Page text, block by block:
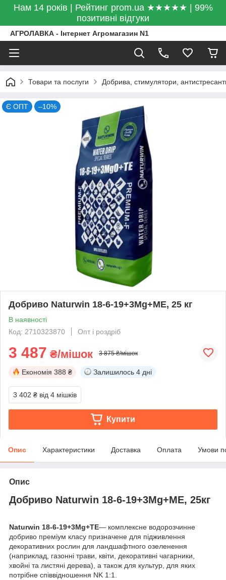
Нам 14 років | Рейтинг prom.ua ★★★★★ | 99%
позитивні відгуки
АГРОЛАВКА - Інтернет Агромагазин N1
Товари та послуги Добрива, стимулятори,
Є ОПТ –10%
Добриво Naturwin 18-6-19+3Mg+МЕ, 25 кг
В наявності
Код: 2710323870
Опт і роздріб
3 487 ₴/мішок 3 875 ₴/мішок
Економія 388 ₴ Залишилось 4 дні
3 402 ₴ від 4 мішків
Купити
Опис Характеристики Доставка Оплата Умови
Опис
Добриво Naturwin 18-6-19+3Mg+МЕ, 25кг
Naturwin 18-6-19+3Mg+TE— комплексне водорозчинне
добриво преміум класу призначене для підживлення
декоративних рослин для ландшафтного озеленення
(наприклад, газонні трави, квіти, декоративні чагарники,
хвойні та листяні дерева), а також для культур, для яких
потрібне співвідношення NK 1:1.